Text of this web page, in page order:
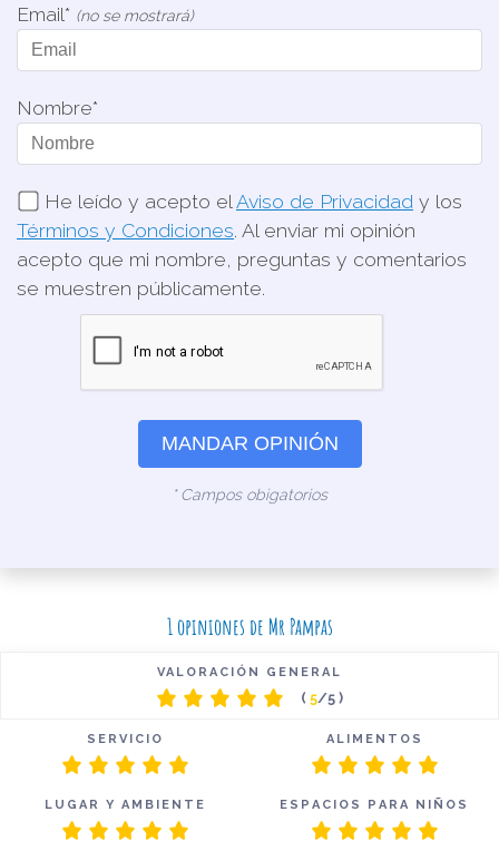
Email* (no se mostrará)
Nombre*
He leído y acepto el Aviso de Privacidad y los
Términos y Condiciones. Al enviar mi opinión
acepto que mi nombre, preguntas y comentarios
se muestren públicamente.
MANDAR OPINIÓN
* Campos obigatorios
1 opiniones de Mr Pampas
VALORACIÓN GENERAL
( 5/5 )
SERVICIO ALIMENTOS
LUGAR Y AMBIENTE ESPACIOS PARA NIÑOS